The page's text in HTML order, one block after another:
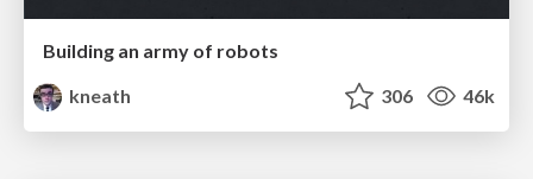
Building an army of robots
kneath
306 46k